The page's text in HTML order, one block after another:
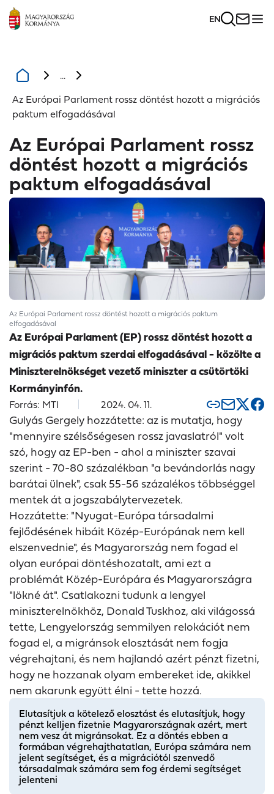
EN
...
Az Európai Parlament rossz döntést hozott a migrációs
paktum elfogadásával
Az Európai Parlament rossz
döntést hozott a migrációs
paktum elfogadásával
Az Európai Parlament rossz döntést hozott a migrációs paktum
elfogadásával
Az Európai Parlament (EP) rossz döntést hozott a
migrációs paktum szerdai elfogadásával - közölte a
Miniszterelnökséget vezető miniszter a csütörtöki
Kormányinfón.
Forrás: MTI 2024. 04. 11.
Gulyás Gergely hozzátette: az is mutatja, hogy
"mennyire szélsőségesen rossz javaslatról" volt
szó, hogy az EP-ben - ahol a miniszter szavai
szerint - 70-80 százalékban "a bevándorlás nagy
barátai ülnek", csak 55-56 százalékos többséggel
mentek át a jogszabálytervezetek.
Hozzátette: "Nyugat-Európa társadalmi
fejlődésének hibáit Közép-Európának nem kell
elszenvednie", és Magyarország nem fogad el
olyan európai döntéshozatalt, ami ezt a
problémát Közép-Európára és Magyarországra
"lökné át". Csatlakozni tudunk a lengyel
miniszterelnökhöz, Donald Tuskhoz, aki világossá
tette, Lengyelország semmilyen relokációt nem
fogad el, a migránsok elosztását nem fogja
végrehajtani, és nem hajlandó azért pénzt fizetni,
hogy ne hozzanak olyam embereket ide, akikkel
nem akarunk együtt élni - tette hozzá.
Elutasítjuk a kötelező elosztást és elutasítjuk, hogy
pénzt kelljen fizetnie Magyarországnak azért, mert
nem vesz át migránsokat. Ez a döntés ebben a
formában végrehajthatatlan, Európa számára nem
jelent segítséget, és a migrációtól szenvedő
társadalmak számára sem fog érdemi segítséget
jelenteni